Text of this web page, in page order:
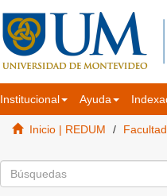
Institucional Ayuda
Inicio | REDUM